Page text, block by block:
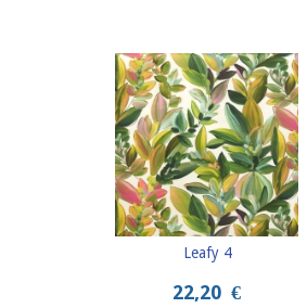
Leafy 4
22,20 €